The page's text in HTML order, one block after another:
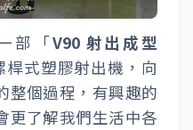
部「V90 射出成型
桿式塑膠射出機，向
整個過程，有興趣的
更了解我們生活中各